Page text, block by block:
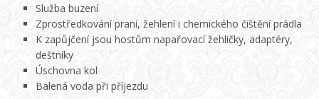
Služba buzení
Zprostředkování praní, žehlení i chemického čištění prádla
K zapůjčení jsou hostům napařovací žehličky, adaptéry,
deštníky
Úschovna kol
Balená voda při příjezdu